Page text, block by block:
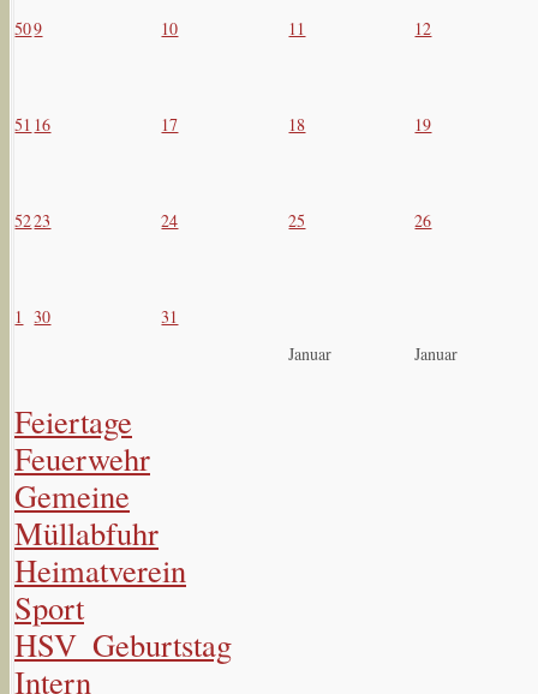
509 10 11 12
51 16 17 18 19
5223 24 25 26
1 30
31
Januar
Januar
Feiertage
Feuerwehr
Gemeine
Müllabfuhr
Heimatverein
Sport
HSV_Geburtstag
Intern